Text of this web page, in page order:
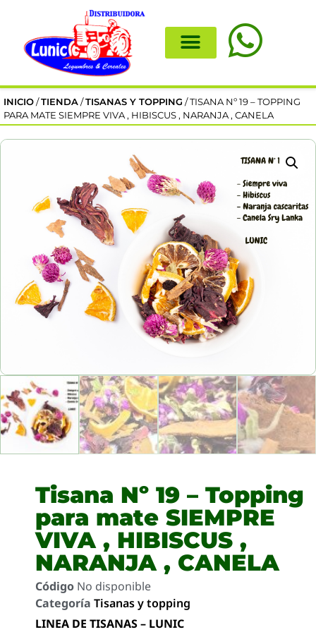
INICIO /TIENDA /TISANAS Y TOPPING / TISANA Nº 19 – TOPPING
PARA MATE SIEMPRE VIVA , HIBISCUS , NARANJA , CANELA
Tisana Nº 19 – Topping
para mate SIEMPRE
VIVA , HIBISCUS ,
NARANJA , CANELA
Código No disponible
Categoría Tisanas y topping
LINEA DE TISANAS – LUNIC